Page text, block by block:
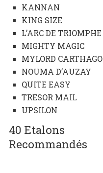
KANNAN
KING SIZE
L’ARC DE TRIOMPHE
MIGHTY MAGIC
MYLORD CARTHAGO
NOUMA D’AUZAY
QUITE EASY
TRESOR MAIL
UPSILON
40 Etalons
Recommandés